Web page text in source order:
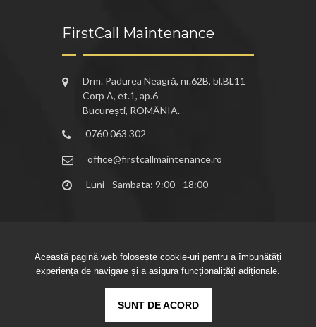
FirstCall Maintenance
Drm. Padurea Neagră, nr.62B, bl.BL11
Corp A, et.1, ap.6
București, ROMÂNIA.
0760 063 302
office@firstcallmaintenance.ro
Luni - Sambata: 9:00 - 18:00
Copyright ©2026
FirstCall Maintenance.
Această pagină web folosește cookie-uri pentru a îmbunătăți
experiența de navigare și a asigura funcționalițăți adiționale.
SUNT DE ACORD